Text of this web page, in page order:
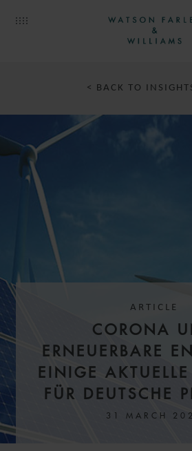
< BACK TO
ARTICLE
CORONA
ERNEUERBARE
EINIGE AKTUELLE
FÜR DEUTSCHE
31 MARCH